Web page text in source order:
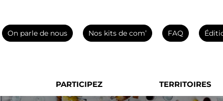
On parle de nous Nos kits de com’ FAQ
PARTICIPEZ TERRITOIRES